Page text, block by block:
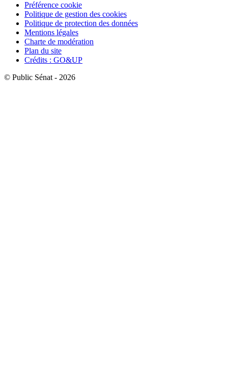
Préférence cookie
Politique de gestion des cookies
Politique de protection des données
Mentions légales
Charte de modération
Plan du site
Crédits : GO&UP
© Public Sénat - 2026